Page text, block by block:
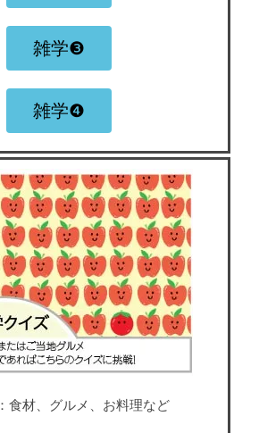
雑学❸
雑学❹
：食材、グルメ、お料理など